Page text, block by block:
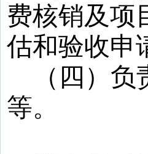
费核销及项
估和验收申
（四） 负
等。